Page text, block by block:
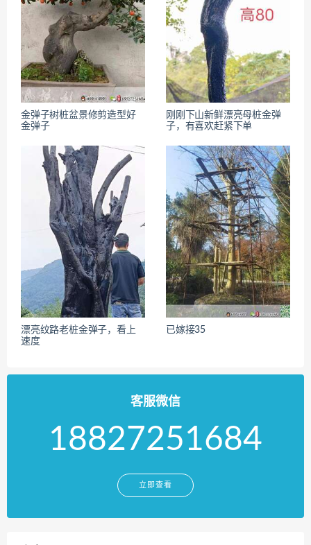
金弹子树桩盆景修剪造型好
金弹子
刚刚下山新鲜漂亮母桩金弹
子，有喜欢赶紧下单
漂亮纹路老桩金弹子，看上
速度
已嫁接35
客服微信
18827251684
立即查看